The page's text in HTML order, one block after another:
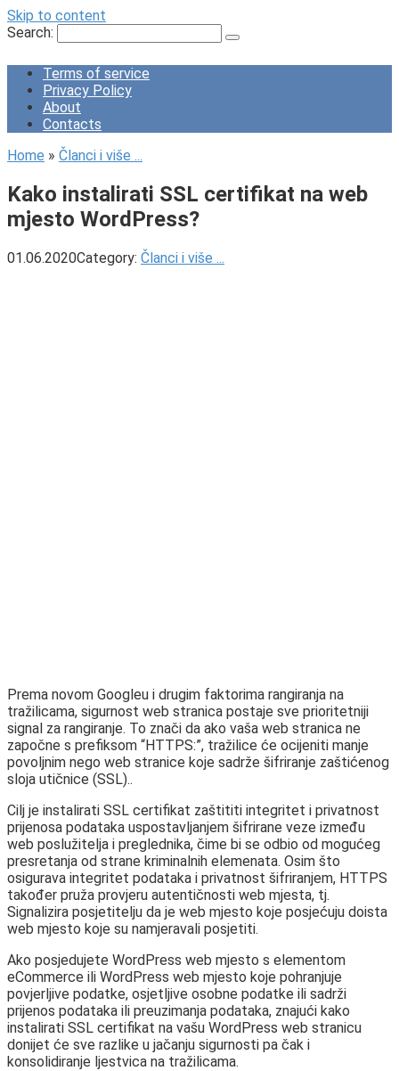
Skip to content
Search:
Terms of service
Privacy Policy
About
Contacts
Home » Članci i više ...
Kako instalirati SSL certifikat na web
mjesto WordPress?
01.06.2020Category: Članci i više ...
Prema novom Googleu i drugim faktorima rangiranja na
tražilicama, sigurnost web stranica postaje sve prioritetniji
signal za rangiranje. To znači da ako vaša web stranica ne
započne s prefiksom “HTTPS:”, tražilice će ocijeniti manje
povoljnim nego web stranice koje sadrže šifriranje zaštićenog
sloja utičnice (SSL)..
Cilj je instalirati SSL certifikat zaštititi integritet i privatnost
prijenosa podataka uspostavljanjem šifrirane veze između
web poslužitelja i preglednika, čime bi se odbio od mogućeg
presretanja od strane kriminalnih elemenata. Osim što
osigurava integritet podataka i privatnost šifriranjem, HTTPS
također pruža provjeru autentičnosti web mjesta, tj.
Signalizira posjetitelju da je web mjesto koje posjećuju doista
web mjesto koje su namjeravali posjetiti.
Ako posjedujete WordPress web mjesto s elementom
eCommerce ili WordPress web mjesto koje pohranjuje
povjerljive podatke, osjetljive osobne podatke ili sadrži
prijenos podataka ili preuzimanja podataka, znajući kako
instalirati SSL certifikat na vašu WordPress web stranicu
donijet će sve razlike u jačanju sigurnosti pa čak i
konsolidiranje ljestvica na tražilicama.